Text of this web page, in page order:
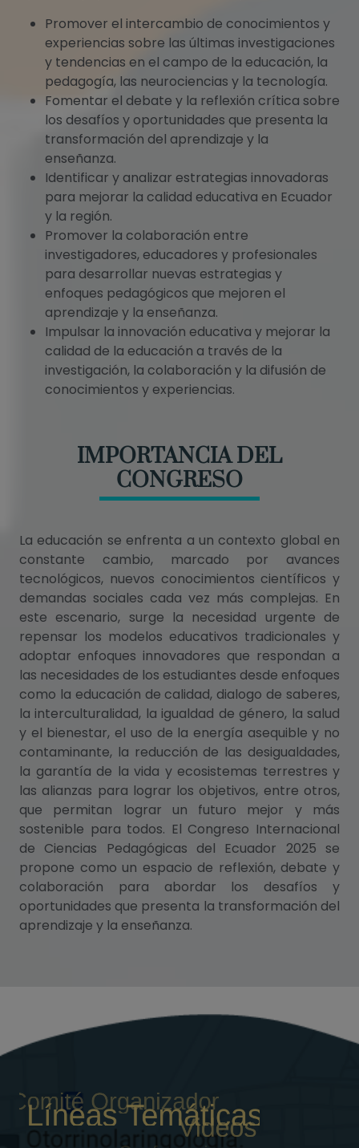
Promover el intercambio de conocimientos y
experiencias sobre las últimas investigaciones
y tendencias en el campo de la educación, la
pedagogía, las neurociencias y la tecnología.
Fomentar el debate y la reflexión crítica sobre
los desafíos y oportunidades que presenta la
transformación del aprendizaje y la
enseñanza.
Identificar y analizar estrategias innovadoras
para mejorar la calidad educativa en Ecuador
y la región.
Promover la colaboración entre
investigadores, educadores y profesionales
para desarrollar nuevas estrategias y
enfoques pedagógicos que mejoren el
aprendizaje y la enseñanza.
Impulsar la innovación educativa y mejorar la
calidad de la educación a través de la
investigación, la colaboración y la difusión de
conocimientos y experiencias.
IMPORTANCIA DEL
CONGRESO
La educación se enfrenta a un contexto global en
constante cambio, marcado por avances
tecnológicos, nuevos conocimientos científicos y
demandas sociales cada vez más complejas. En
este escenario, surge la necesidad urgente de
repensar los modelos educativos tradicionales y
adoptar enfoques innovadores que respondan a
las necesidades de los estudiantes desde enfoques
como la educación de calidad, dialogo de saberes,
la interculturalidad, la igualdad de género, la salud
y el bienestar, el uso de la energía asequible y no
contaminante, la reducción de las desigualdades,
la garantía de la vida y ecosistemas terrestres y
las alianzas para lograr los objetivos, entre otros,
que permitan lograr un futuro mejor y más
sostenible para todos. El Congreso Internacional
de Ciencias Pedagógicas del Ecuador 2025 se
propone como un espacio de reflexión, debate y
colaboración para abordar los desafíos y
oportunidades que presenta la transformación del
aprendizaje y la enseñanza.